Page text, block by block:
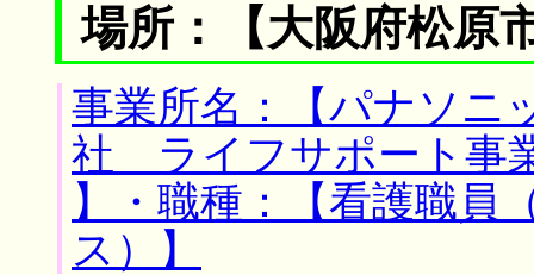
場所：【大阪府松原
事業所名：【パナソ
社 ライフサポート事
】・職種：【看護職員
ス）】